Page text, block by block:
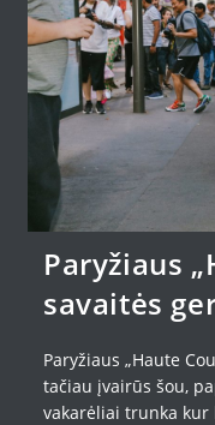
Paryžiaus
savaitės
Paryžiaus „Haute
tačiau įvairūs šou,
vakarėliai trunka kur